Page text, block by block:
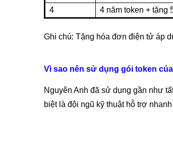
4
4 năm token + tặng
Ghi chú: Tặng hóa đơn điện tử áp
Vì sao nên sử dụng gói token
Nguyên Anh đã sử dụng gần như
biệt là đội ngũ kỹ thuật hỗ trợ